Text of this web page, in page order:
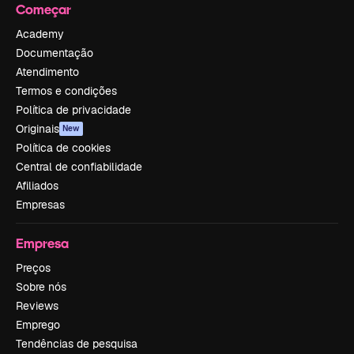
Começar
Academy
Documentação
Atendimento
Termos e condições
Política de privacidade
Originais New
Política de cookies
Central de confiabilidade
Afiliados
Empresas
Empresa
Preços
Sobre nós
Reviews
Emprego
Tendências de pesquisa